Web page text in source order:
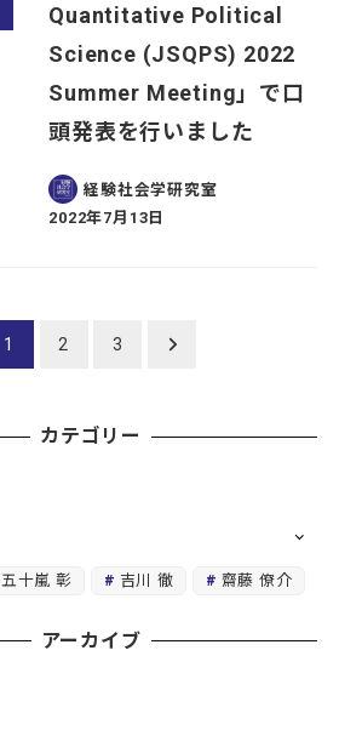
Quantitative Political
Science (JSQPS) 2022
Summer Meeting」で口
頭発表を行いました
経験社会学研究室
投稿日
2022年7月13日
1 2 3
カテゴリー
五十嵐 彰 吉川 徹 齋藤 僚介
アーカイブ